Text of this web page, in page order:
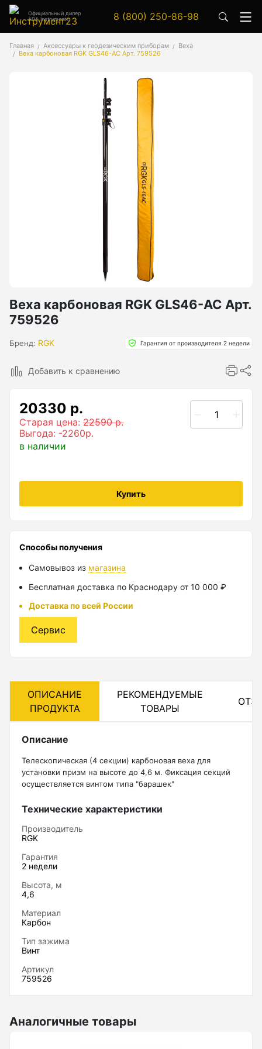
Официальный дилер
ADA Instruments
8 (800) 250-86-98
Главная Аксессуары к геодезическим приборам
Веха
Веха карбоновая RGK GLS46-AC Арт. 759526
Веха карбоновая RGK GLS46-AC Арт.
759526
Бренд: RGK Гарантия от производителя 2 недели
Добавить к сравнению
20330 р.
Старая цена: 22590 р.
Выгода: -2260р.
в наличии
Купить
Способы получения
Самовывоз из магазина
Бесплатная доставка по Краснодару от 10 000 ₽
Доставка по всей России
Сервис
ОПИСАНИЕ
ПРОДУКТА
РЕКОМЕНДУЕМЫЕ
ТОВАРЫ
Описание
Телескопическая (4 секции) карбоновая веха для
установки призм на высоте до 4,6 м. Фиксация секций
осуществляется винтом типа "барашек"
Технические характеристики
Производитель
RGK
Гарантия
2 недели
Высота, м
4,6
Материал
Карбон
Тип зажима
Винт
Артикул
759526
Аналогичные товары
Аксессуары
Аксессуары к геодезическим приборам
Генератор сигналов
Генератор сигналов специальной формы
Бензиновые генераторы серии A
Бензиновые генераторы серии Lite
Дальномеры
Лазерный датчик расстояния
Дорожные колеса (курвиметры)
Аксессуары к дорожным колесам
Колесо измерительное
Лазерные уровни
Лазерные уровни (с зеленым лучом)
Лазерные уровни (с красным лучом)
Лазерные уровни ADA
Показать еще
Аксессуары для мотобуров
Нивелиры оптические
Комплекты нивелиров
Показать еще
Приборы вертикального проектирования
Палетка для вертикального проектирования